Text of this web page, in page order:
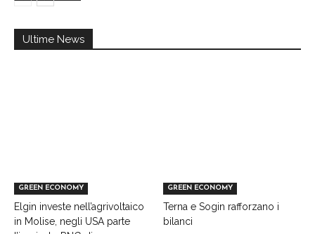
Ultime News
GREEN ECONOMY
Elgin investe nell’agrivoltaico
in Molise, negli USA parte
GREEN ECONOMY
Terna e Sogin rafforzano i
bilanci